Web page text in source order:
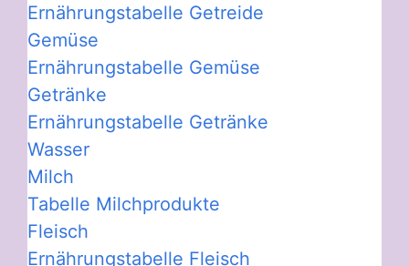
Ernährungstabelle Getreide
Gemüse
Ernährungstabelle Gemüse
Getränke
Ernährungstabelle Getränke
Wasser
Milch
Tabelle Milchprodukte
Fleisch
Ernährungstabelle Fleisch